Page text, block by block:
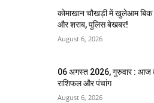
कोमाखान चौखड़ी में खुलेआम बिक
और शराब, पुलिस बेखबर!
August 6, 2026
06 अगस्त 2026, गुरुवार : आज
राशिफल और पंचांग
August 6, 2026